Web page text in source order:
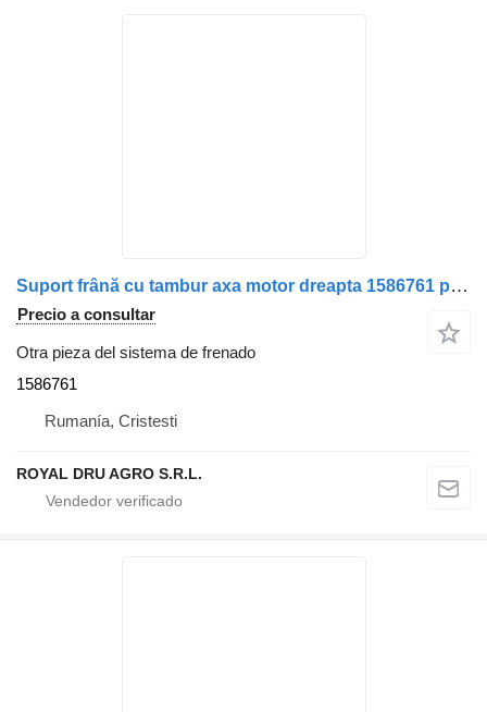
Suport frână cu tambur axa motor dreapta 1586761 para Volvo camión
Precio a consultar
Otra pieza del sistema de frenado
1586761
Rumanía, Cristesti
ROYAL DRU AGRO S.R.L.